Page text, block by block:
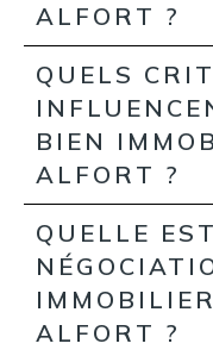
ALFORT ?
QUELS
BIEN
ALFORT ?
QUELLE
ALFORT ?